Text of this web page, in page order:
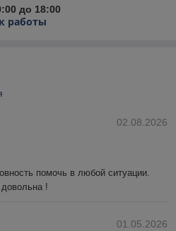
до 18:00
работы
02.08.2026
помочь в любой ситуации.
!
01.05.2026